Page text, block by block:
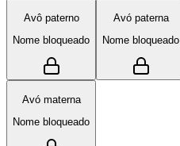
Avô paterno
Nome bloqueado
Avó paterna
Nome bloqueado
Avó materna
Nome bloqueado